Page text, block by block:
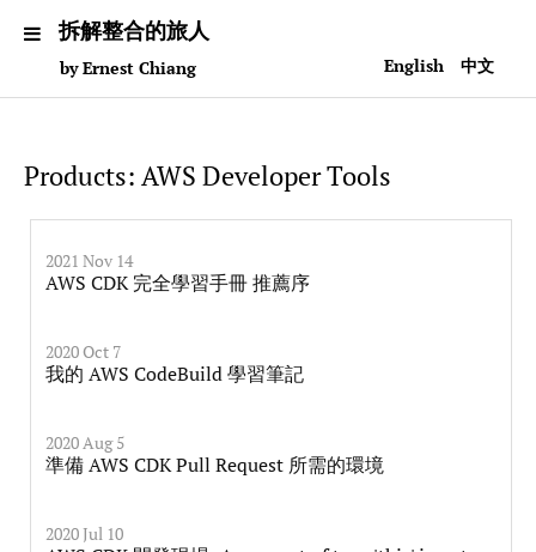
English 中文
拆解整合的旅人
by Ernest Chiang
Products: AWS Developer Tools
2021 Nov 14
AWS CDK 完全學習手冊 推薦序
2020 Oct 7
我的 AWS CodeBuild 學習筆記
2020 Aug 5
準備 AWS CDK Pull Request 所需的環境
2020 Jul 10